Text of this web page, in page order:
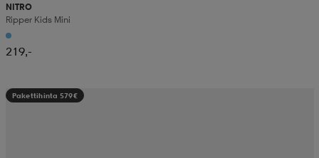
NITRO
Ripper Kids Mini
219,-
Pakettihinta 579€